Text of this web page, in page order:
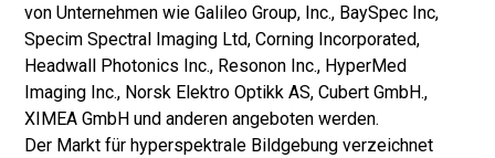
von Unternehmen wie Galileo Group, Inc., BaySpec Inc,
Specim Spectral Imaging Ltd, Corning Incorporated,
Headwall Photonics Inc., Resonon Inc., HyperMed
Imaging Inc., Norsk Elektro Optikk AS, Cubert GmbH.,
XIMEA GmbH und anderen angeboten werden.
Der Markt für hyperspektrale Bildgebung verzeichnet